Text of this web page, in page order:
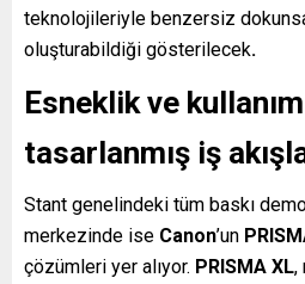
teknolojileriyle benzersiz
oluşturabildiği gösterilecek.
Esneklik ve
tasarlanmış iş
Stant genelindeki tüm baskı
merkezinde ise Canon’un
çözümleri yer alıyor. PRISMA XL,